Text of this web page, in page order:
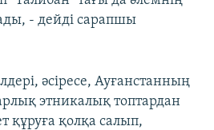
- дейді сарапшы
әсіресе, Ауғанстанның
этникалық топтардан
құруға қолқа салып,